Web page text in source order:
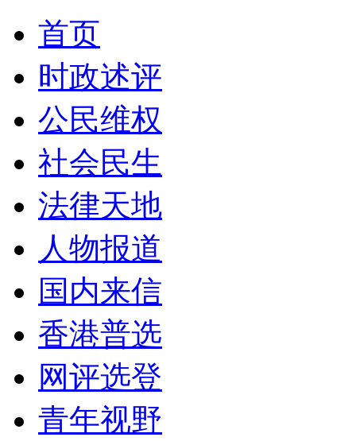
首页
时政述评
公民维权
社会民生
法律天地
人物报道
国内来信
香港普选
网评选登
青年视野